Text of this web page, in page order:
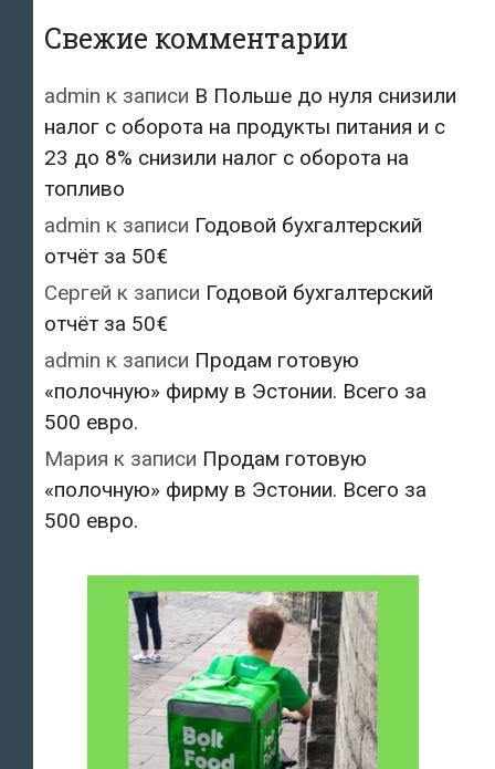
Свежие комментарии
admin к записи В Польше до нуля снизили
налог с оборота на продукты питания и с
23 до 8% снизили налог с оборота на
топливо
admin к записи Годовой бухгалтерский
отчёт за 50€
Сергей к записи Годовой бухгалтерский
отчёт за 50€
admin к записи Продам готовую
«полочную» фирму в Эстонии. Всего за
500 евро.
Мария к записи Продам готовую
«полочную» фирму в Эстонии. Всего за
500 евро.